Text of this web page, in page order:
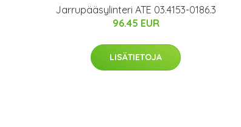
Jarrupääsylinteri ATE 03.4153-0186.3
96.45 EUR
LISÄTIETOJA